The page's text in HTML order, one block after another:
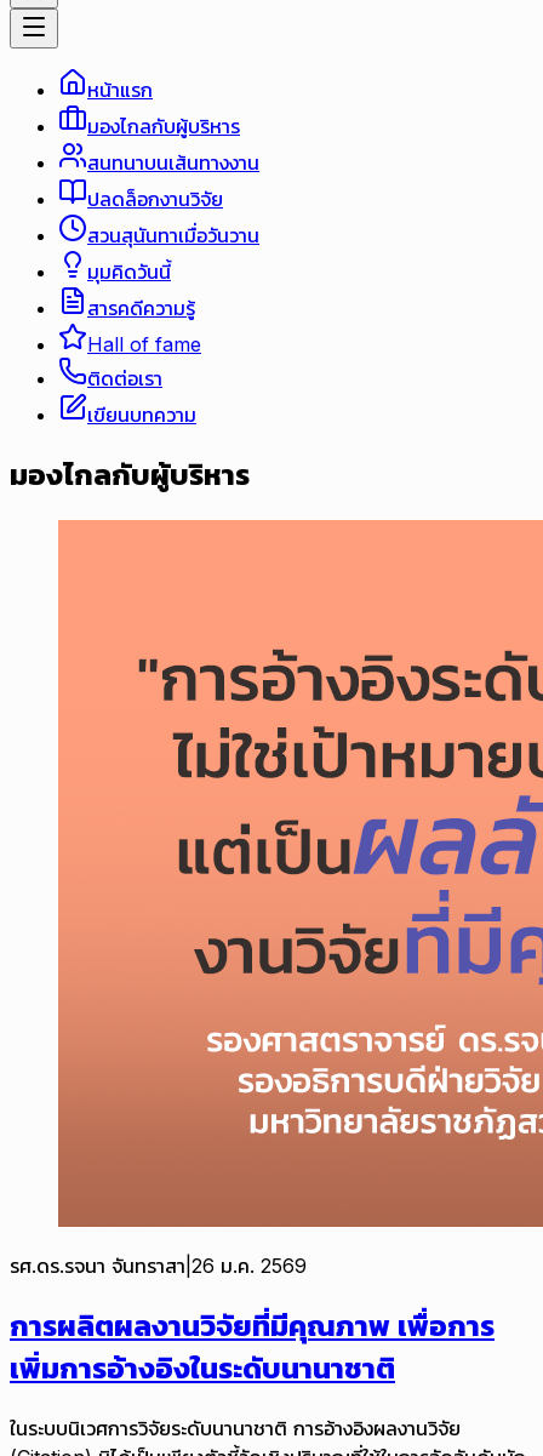
หน้าแรก
มองไกลกับผู้บริหาร
สนทนาบนเส้นทางงาน
ปลดล็อกงานวิจัย
สวนสุนันทาเมื่อวันวาน
มุมคิดวันนี้
สารคดีความรู้
Hall of fame
ติดต่อเรา
เขียนบทความ
มองไกลกับผู้บริหาร
รศ.ดร.รจนา จันทราสา 26 ม.ค. 2569
การผลิตผลงานวิจัยที่มีคุณภาพ เพื่อการ
เพิ่มการอ้างอิงในระดับนานาชาติ
ในระบบนิเวศการวิจัยระดับนานาชาติ การอ้างอิงผลงานวิจัย